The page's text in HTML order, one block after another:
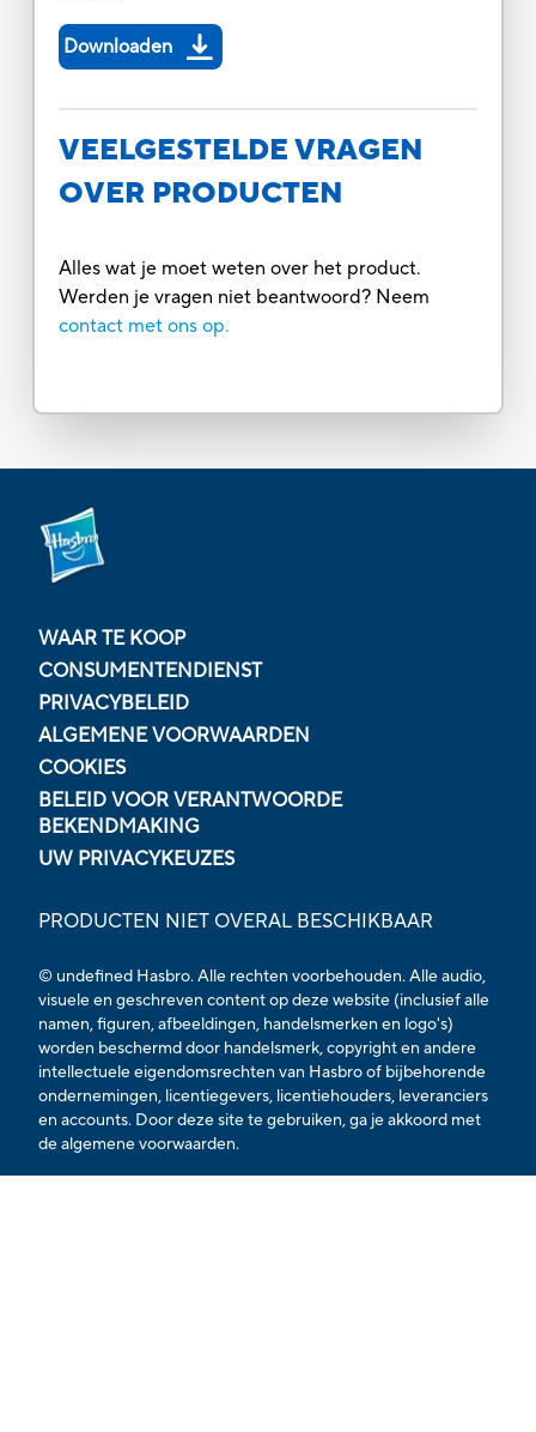
Downloaden
VEELGESTELDE VRAGEN
OVER PRODUCTEN
Alles wat je moet weten over het product.
Werden je vragen niet beantwoord? Neem
contact met ons op.
WAAR TE KOOP
CONSUMENTENDIENST
PRIVACYBELEID
ALGEMENE VOORWAARDEN
COOKIES
BELEID VOOR VERANTWOORDE
BEKENDMAKING
UW PRIVACYKEUZES
PRODUCTEN NIET OVERAL BESCHIKBAAR
© undefined Hasbro. Alle rechten voorbehouden. Alle audio,
visuele en geschreven content op deze website (inclusief alle
namen, figuren, afbeeldingen, handelsmerken en logo's)
worden beschermd door handelsmerk, copyright en andere
intellectuele eigendomsrechten van Hasbro of bijbehorende
ondernemingen, licentiegevers, licentiehouders, leveranciers
en accounts. Door deze site te gebruiken, ga je akkoord met
de algemene voorwaarden.